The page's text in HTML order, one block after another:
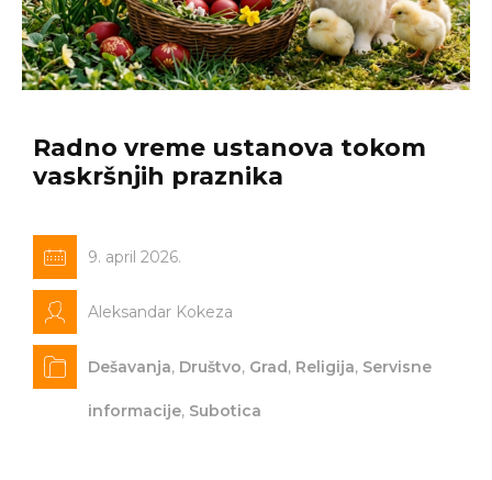
Radno vreme ustanova tokom
vaskršnjih praznika
9. april 2026.
Aleksandar Kokeza
Dešavanja, Društvo, Grad, Religija, Servisne
informacije, Subotica